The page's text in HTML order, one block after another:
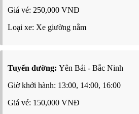
Giá vé: 250,000 VNĐ
Loại xe: Xe giường nằm
Tuyến đường: Yên Bái - Bắc Ninh
Giờ khởi hành: 13:00, 14:00, 16:00
Giá vé: 150,000 VNĐ